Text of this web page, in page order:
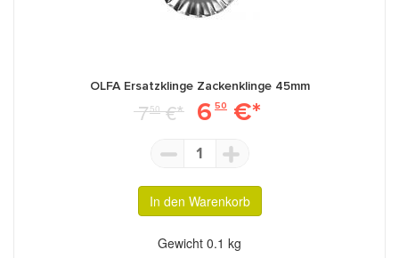
OLFA Ersatzklinge Zackenklinge 45mm
750€* 6 50 €*
1
In den Warenkorb
Gewicht 0.1 kg